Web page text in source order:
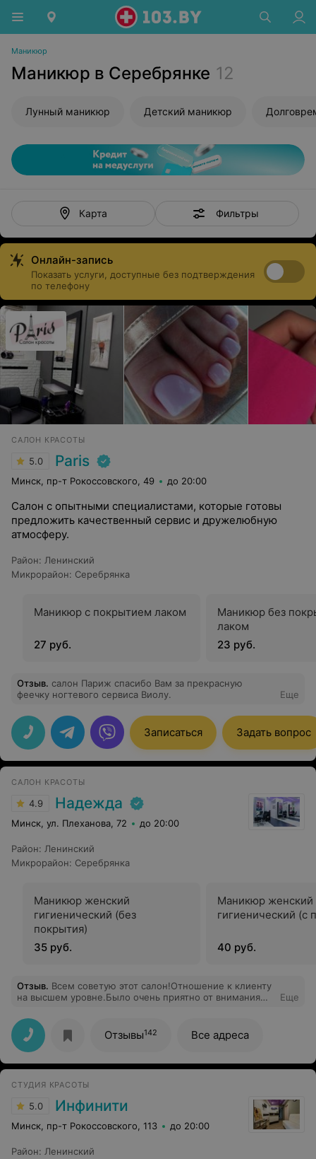
Маникюр
Маникюр в Серебрянке 12
Лунный маникюр Детский маникюр
Карта Фильтры
Онлайн-запись
Показать услуги, доступные без подтверждения
по телефону
САЛОН КРАСОТЫ
5.0 Paris
Минск, пр-т Рокоссовского, 49 до 20:00
Салон с опытными специалистами, которые готовы
предложить качественный сервис и дружелюбную
атмосферу.
Район: Ленинский
Микрорайон: Серебрянка
Маникюр с покрытием лаком
27 руб.
Маникюр без
лаком
23 руб.
Отзыв. салон Париж спасибо Вам за прекрасную
феечку ногтевого сервиса Виолу.
Еще
Записаться Задать вопрос
САЛОН КРАСОТЫ
4.9 Надежда
Минск, ул. Плеханова, 72 до 20:00
Район: Ленинский
Микрорайон: Серебрянка
Маникюр женский
гигиенический (без
покрытия)
35 руб.
Маникюр женский
гигиенический (с
40 руб.
Отзыв. Всем советую этот салон!Отношение к клиенту
на высшем уровне.Было очень приятно от внимания
встретишь.Большое спасибо мастеру по маникюру/
педикюру Марине за качественно оказанную услугу!
Буду советовать всем!
Еще
Отзывы142 Все адреса
СТУДИЯ КРАСОТЫ
5.0 Инфинити
Минск, пр-т Рокоссовского, 113 до 20:00
Район: Ленинский